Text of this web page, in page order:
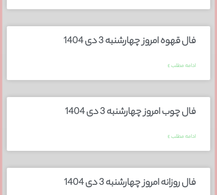
فال قهوه امروز چهارشنبه 3 دی 1404
ادامه مطلب »
فال چوب امروز چهارشنبه 3 دی 1404
ادامه مطلب »
فال روزانه امروز چهارشنبه 3 دی 1404